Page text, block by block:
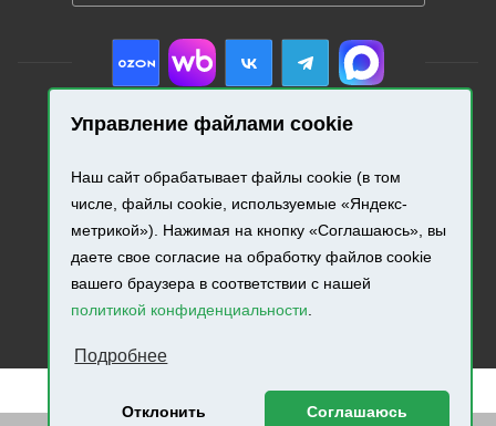
Управление файлами cookie
Наш сайт обрабатывает файлы cookie (в том
числе, файлы cookie, используемые «Яндекс-
метрикой»). Нажимая на кнопку «Соглашаюсь», вы
даете свое согласие на обработку файлов cookie
вашего браузера в соответствии с нашей
политикой конфиденциальности.
Подробнее
Отклонить Соглашаюсь
Разработка и продвижение сайта.